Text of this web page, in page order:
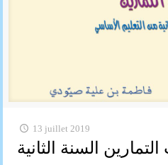
13 juillet 2019